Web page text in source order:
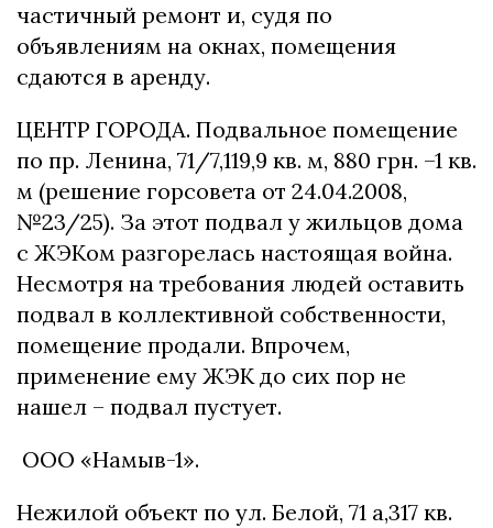
частичный ремонт и, судя по
объявлениям на окнах, помещения
сдаются в аренду.
ЦЕНТР ГОРОДА. Подвальное помещение
по пр. Ленина, 71/7,119,9 кв. м, 880 грн. –1 кв.
м (решение горсовета от 24.04.2008,
№23/25). За этот подвал у жильцов дома
с ЖЭКом разгорелась настоящая война.
Несмотря на требования людей оставить
подвал в коллективной собственности,
помещение продали. Впрочем,
применение ему ЖЭК до сих пор не
нашел – подвал пустует.
ООО «Намыв-1».
Нежилой объект по ул. Белой, 71 а,317 кв.